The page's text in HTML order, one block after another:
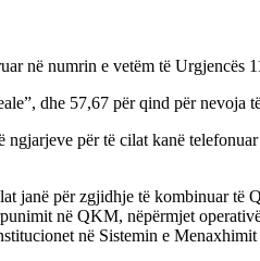
në numrin e vetëm të
dhe 57,67 për qind për nevoja
ngjarjeve për të cilat kanë
janë për zgjidhje të kombinuar
në QKM, nëpërmjet
në Sistemin e